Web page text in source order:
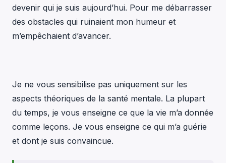
devenir qui je suis aujourd’hui. Pour me débarrasser
des obstacles qui ruinaient mon humeur et
m’empêchaient d’avancer.
Je ne vous sensibilise pas uniquement sur les
aspects théoriques de la santé mentale. La plupart
du temps, je vous enseigne ce que la vie m’a donnée
comme leçons. Je vous enseigne ce qui m’a guérie
et dont je suis convaincue.